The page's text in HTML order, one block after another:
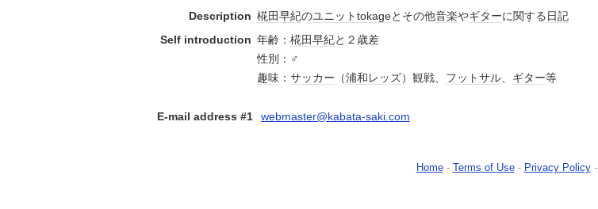
Description 椛田早紀のユニットtokageとその他音楽やギターに関する 日記
Self introduction 年齢： 椛田早紀と２歳差
性別：♂
趣味 ： サッカー （浦和レッズ）観戦、 フットサル、 ギター等
E-mail address #1 webmaster@kabata-saki.com
Home- Terms of Use- Privacy Policy-